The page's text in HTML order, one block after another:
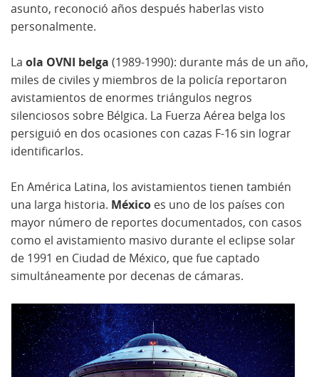
asunto, reconoció años después haberlas visto
personalmente.
La ola OVNI belga (1989-1990): durante más de un año,
miles de civiles y miembros de la policía reportaron
avistamientos de enormes triángulos negros
silenciosos sobre Bélgica. La Fuerza Aérea belga los
persiguió en dos ocasiones con cazas F-16 sin lograr
identificarlos.
En América Latina, los avistamientos tienen también
una larga historia. México es uno de los países con
mayor número de reportes documentados, con casos
como el avistamiento masivo durante el eclipse solar
de 1991 en Ciudad de México, que fue captado
simultáneamente por decenas de cámaras.